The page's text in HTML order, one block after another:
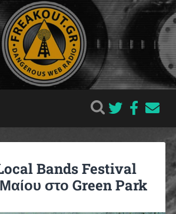
Bands Festival
στο Green Park